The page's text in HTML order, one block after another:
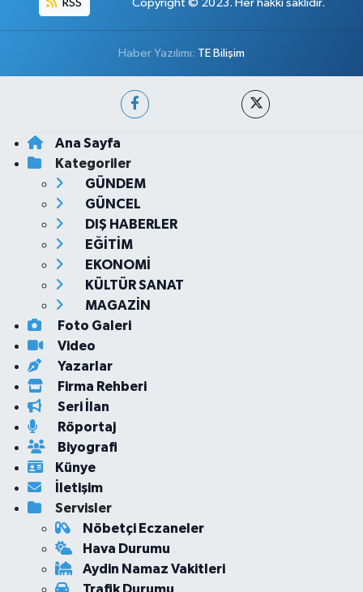
RSS Copyright © 2023. Her hakkı saklıdır.
Haber Yazılımı: TE Bilişim
Ana Sayfa
Kategoriler
GÜNDEM
GÜNCEL
DIŞ HABERLER
EĞİTİM
EKONOMİ
KÜLTÜR SANAT
MAGAZİN
Foto Galeri
Video
Yazarlar
Firma Rehberi
Seri İlan
Röportaj
Biyografi
Künye
İletişim
Servisler
Nöbetçi Eczaneler
Hava Durumu
Aydin Namaz Vakitleri
Trafik Durumu